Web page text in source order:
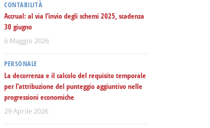
CONTABILITÀ
Accrual: al via l’invio degli schemi 2025, scadenza
30 giugno
6 Maggio 2026
PERSONALE
La decorrenza e il calcolo del requisito temporale
per l’attribuzione del punteggio aggiuntivo nelle
progressioni economiche
29 Aprile 2026